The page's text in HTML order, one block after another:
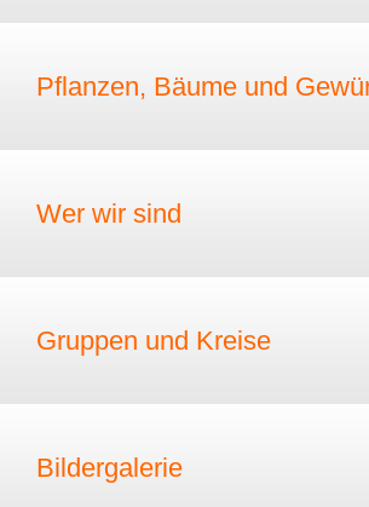
Pflanzen, Bäume und
Wer wir sind
Gruppen und Kreise
Bildergalerie